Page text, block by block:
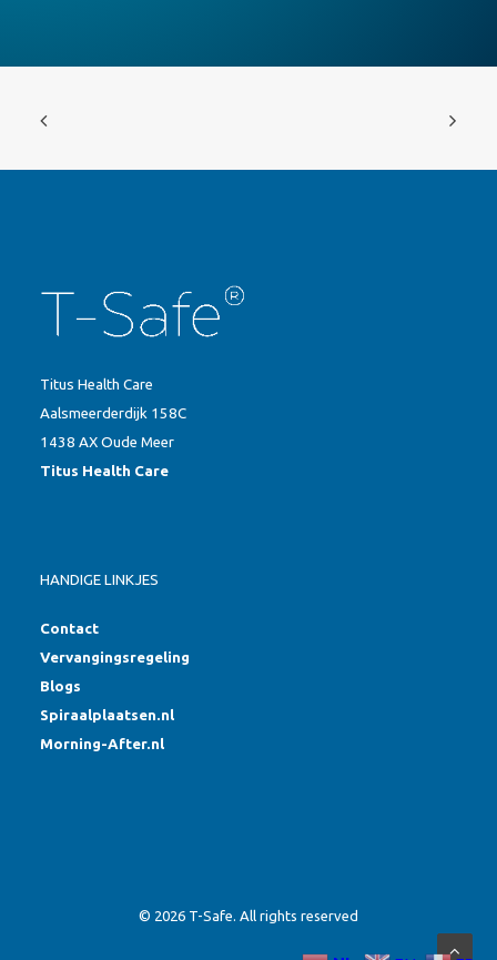
Titus Health Care
Aalsmeerderdijk 158C
1438 AX Oude Meer
Titus Health Care
HANDIGE LINKJES
Contact
Vervangingsregeling
Blogs
Spiraalplaatsen.nl
Morning-After.nl
© 2026 T-Safe. All rights reserved